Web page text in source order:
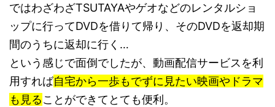
ではわざわざTSUTAYAやゲオなどのレンタルショ
ップに行ってDVDを借りて帰り、そのDVDを返却期
間のうちに返却に行く…
という感じで面倒でしたが、動画配信サービスを利
用すれば自宅から一歩もでずに見たい映画やドラマ
も見ることができてとても便利。